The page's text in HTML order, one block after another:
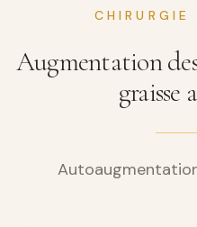
CHIRURGIE
Augmentation
graisse